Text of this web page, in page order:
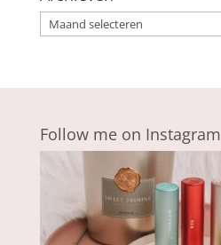
Archieven
Follow me on Instagram